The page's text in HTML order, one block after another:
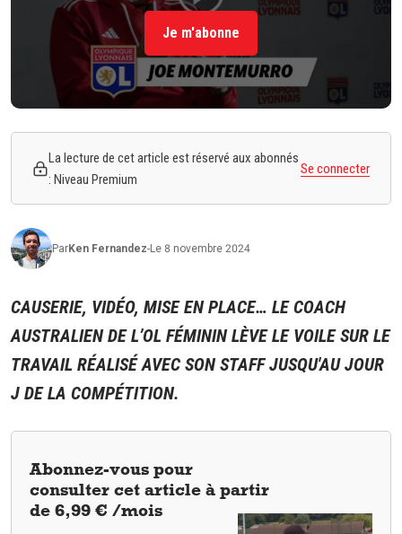
Je m'abonne
La lecture de cet article est réservé aux abonnés
: Niveau Premium
Se connecter
ParKen Fernandez-Le 8 novembre 2024
CAUSERIE, VIDÉO, MISE EN PLACE… LE COACH
AUSTRALIEN DE L’OL FÉMININ LÈVE LE VOILE SUR LE
TRAVAIL RÉALISÉ AVEC SON STAFF JUSQU'AU JOUR
J DE LA COMPÉTITION.
Abonnez-vous pour
consulter cet article à partir
de 6,99 € /mois